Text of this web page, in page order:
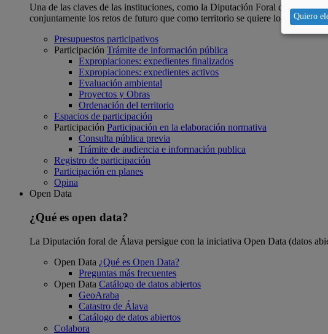
Una de las claves de las instituciones, como la Diputación Foral de Álava,
conjuntamente los retos de futuro que como territorio se quiere lograr.
Presupuestos participativos
Participación Trámite de información pública
Expropiaciones: expedientes finalizados
Expropiaciones: expedientes activos
Evaluación ambiental
Proyectos y Obras
Ordenación del territorio
Espacios de participación
Participación Participación en la elaboración normativa
Consulta pública previa
Trámite de audiencia e información publica
Registro de participación
Participación en planes
Opina
Open Data
¿Qué es open data?
La Diputación foral de Álava persigue con la iniciativa Open Data (datos
Open Data ¿Qué es Open Data?
Preguntas más frecuentes
Open Data Catálogo de datos abiertos
GeoAraba
Catastro de Álava
Catálogo de datos abiertos
Colabora
Quiero